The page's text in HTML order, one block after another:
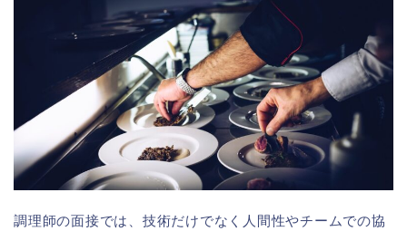
調理師の面接では、技術だけでなく人間性やチームでの協